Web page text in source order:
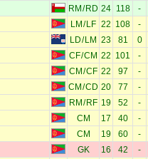
RM / RD 24 118 -
LM / LF 22 108 -
LD/ LM 23 81 0
CF/CM 22 101 -
CM /CF 22 97 -
CM /CD 20 77 -
RM / RF 19 52 -
CM 17 40 -
CM 19 60 -
GK 16 42 -